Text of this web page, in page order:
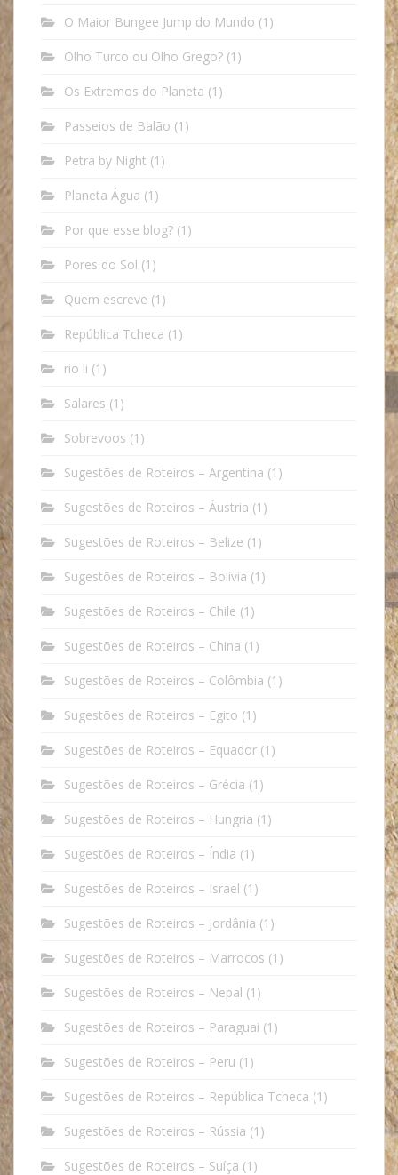
O Maior Bungee Jump do Mundo (1)
Olho Turco ou Olho Grego? (1)
Os Extremos do Planeta (1)
Passeios de Balão (1)
Petra by Night (1)
Planeta Água (1)
Por que esse blog? (1)
Pores do Sol (1)
Quem escreve (1)
República Tcheca (1)
rio li (1)
Salares (1)
Sobrevoos (1)
Sugestões de Roteiros – Argentina (1)
Sugestões de Roteiros – Áustria (1)
Sugestões de Roteiros – Belize (1)
Sugestões de Roteiros – Bolívia (1)
Sugestões de Roteiros – Chile (1)
Sugestões de Roteiros – China (1)
Sugestões de Roteiros – Colômbia (1)
Sugestões de Roteiros – Egito (1)
Sugestões de Roteiros – Equador (1)
Sugestões de Roteiros – Grécia (1)
Sugestões de Roteiros – Hungria (1)
Sugestões de Roteiros – Índia (1)
Sugestões de Roteiros – Israel (1)
Sugestões de Roteiros – Jordânia (1)
Sugestões de Roteiros – Marrocos (1)
Sugestões de Roteiros – Nepal (1)
Sugestões de Roteiros – Paraguai (1)
Sugestões de Roteiros – Peru (1)
Sugestões de Roteiros – República Tcheca (1)
Sugestões de Roteiros – Rússia (1)
Sugestões de Roteiros – Suíça (1)